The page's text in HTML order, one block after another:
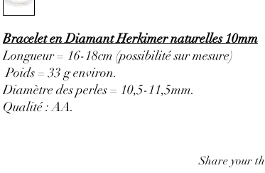
Bracelet en Diamant Herkimer naturelles 10mm
Longueur = 16-18cm (possibilité sur mesure)
Poids = 33 g environ.
Diamètre des perles = 10,5-11,5mm.
Qualité : AA.
Share your